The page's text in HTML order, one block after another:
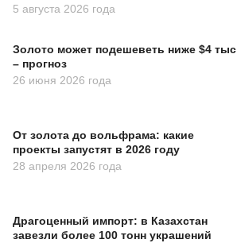
5 августа 2026 года
Золото может подешеветь ниже $4 тыс
– прогноз
26 июня 2026 года
От золота до вольфрама: какие
проекты запустят в 2026 году
28 апреля 2026 года
Драгоценный импорт: в Казахстан
завезли более 100 тонн украшений